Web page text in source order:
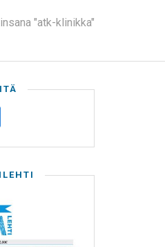
"atk-klinikka"